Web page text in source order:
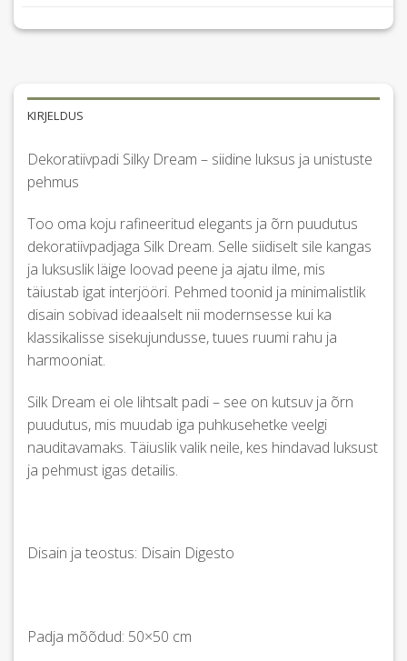
KIRJELDUS
Dekoratiivpadi Silky Dream – siidine luksus ja unistuste
pehmus
Too oma koju rafineeritud elegants ja õrn puudutus
dekoratiivpadjaga Silk Dream. Selle siidiselt sile kangas
ja luksuslik läige loovad peene ja ajatu ilme, mis
täiustab igat interjööri. Pehmed toonid ja minimalistlik
disain sobivad ideaalselt nii modernsesse kui ka
klassikalisse sisekujundusse, tuues ruumi rahu ja
harmooniat.
Silk Dream ei ole lihtsalt padi – see on kutsuv ja õrn
puudutus, mis muudab iga puhkusehetke veelgi
nauditavamaks. Täiuslik valik neile, kes hindavad luksust
ja pehmust igas detailis.
Disain ja teostus: Disain Digesto
Padja mõõdud: 50×50 cm